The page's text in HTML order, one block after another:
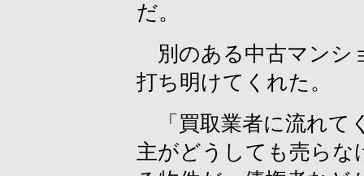
だ。
別のある中古マンシ
打ち明けてくれた。
「買取業者に流れて
主がどうしても売らな